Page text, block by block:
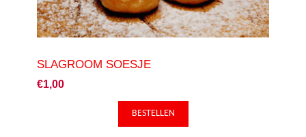
SLAGROOM SOESJE
€1,00